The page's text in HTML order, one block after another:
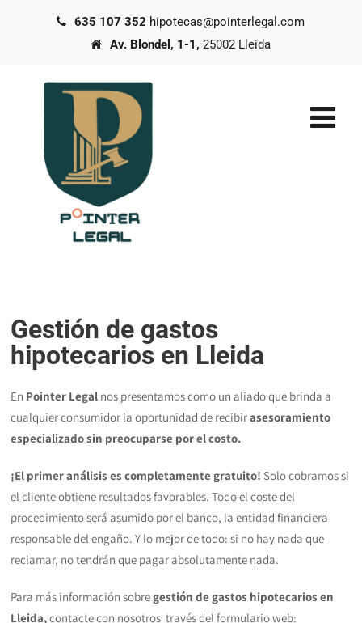
635 107 352 hipotecas@pointerlegal.com
Av. Blondel, 1-1,25002 Lleida
Gestión de gastos
hipotecarios en Lleida
En Pointer Legal nos presentamos como un aliado que brinda a
cualquier consumidor la oportunidad de recibirasesoramiento
especializado sin preocuparse por el costo.
¡El primer análisis es completamente gratuito! Solo cobramos si
el cliente obtiene resultados favorables. Todo el coste del
procedimiento será asumido por el banco, la entidad financiera
responsable del engaño. Y lo mejor de todo: si no hay nada que
reclamar, no tendrán que pagar absolutamente nada.
Para más información sobregestión de gastos hipotecarios en
Lleida,contacte con nosotros través del formulario web: